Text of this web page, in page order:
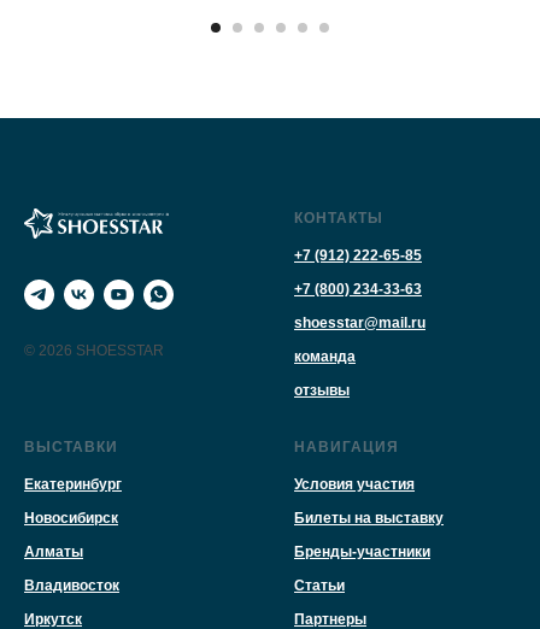
© 2026 SHOESSTAR
КОНТАКТЫ
+7 (912) 222-65-85
+7 (800) 234-33-63
shoesstar@mail.ru
команда
отзывы
ВЫСТАВКИ
Екатеринбург
Новосибирск
Алматы
Владивосток
Иркутск
НАВИГАЦИЯ
Условия участия
Билеты на выставку
Бренды-участники
Статьи
Партнеры